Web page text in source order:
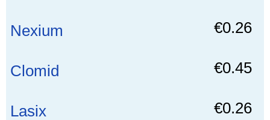
Nexium €0.26
Clomid €0.45
Lasix €0.26